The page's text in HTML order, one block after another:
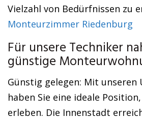
Vielzahl von Bedürfnissen zu
Monteurzimmer Riedenburg
Für unsere Techniker
günstige
Günstig gelegen: Mit
haben Sie eine ideale
erleben. Die Innenstadt